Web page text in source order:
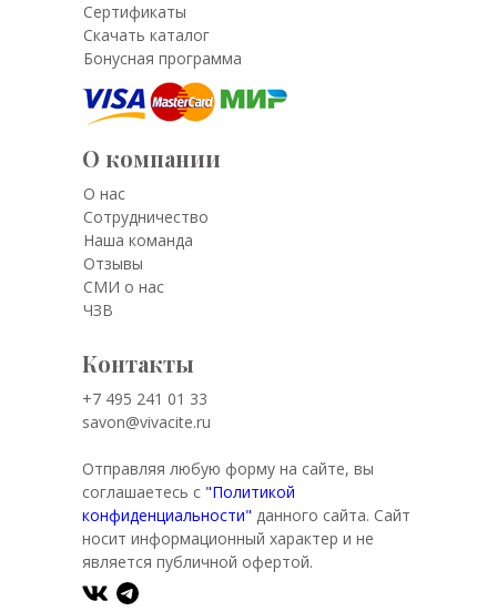
Сертификаты
Скачать каталог
Бонусная программа
О компании
О нас
Сотрудничество
Наша команда
Отзывы
СМИ о нас
ЧЗВ
Контакты
+7 495 241 01 33
savon@vivacite.ru
Отправляя любую форму на сайте, вы
соглашаетесь с "Политикой
конфиденциальности" данного сайта. Сайт
носит информационный характер и не
является публичной офертой.